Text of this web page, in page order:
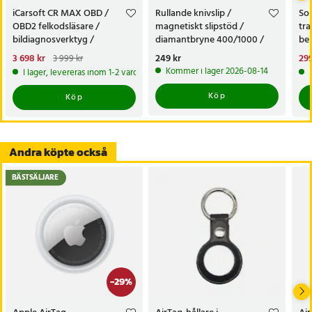
iCarsoft CR MAX OBD /
OBD2 felkodsläsare /
bildiagnosverktyg /
diagnosverktyg för bil
Nuvarande pris:
3 698 krTidigare pris:3 999 kr
3 698 kr 3 999 kr
I lager, levereras inom 1-2 vardagar
Köp
Rullande knivslip /
magnetiskt slipstöd /
diamantbryne 400/1000 /
knivvässare med fasta vinklar
Pris:249 kr
249 kr
Kommer i lager 2026-08-14
Köp
Andra köpte också
-29%
BÄSTSÄLJARE